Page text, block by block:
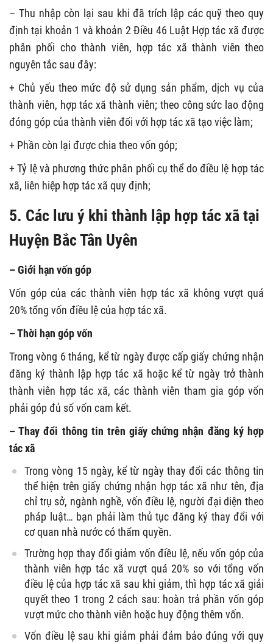
– Thu nhập còn lại sau khi đã trích lập các quỹ theo quy
định tại khoản 1 và khoản 2 Điều 46 Luật Hợp tác xã được
phân phối cho thành viên, hợp tác xã thành viên theo
nguyên tắc sau đây:
+ Chủ yếu theo mức độ sử dụng sản phẩm, dịch vụ của
thành viên, hợp tác xã thành viên; theo công sức lao động
đóng góp của thành viên đối với hợp tác xã tạo việc làm;
+ Phần còn lại được chia theo vốn góp;
+ Tỷ lệ và phương thức phân phối cụ thể do điều lệ hợp tác
xã, liên hiệp hợp tác xã quy định;
5. Các lưu ý khi thành lập hợp tác xã tại
Huyện Bắc Tân Uyên
– Giới hạn vốn góp
Vốn góp của các thành viên hợp tác xã không vượt quá
20% tổng vốn điều lệ của hợp tác xã.
– Thời hạn góp vốn
Trong vòng 6 tháng, kể từ ngày được cấp giấy chứng nhận
đăng ký thành lập hợp tác xã hoặc kể từ ngày trở thành
thành viên hợp tác xã, các thành viên tham gia góp vốn
phải góp đủ số vốn cam kết.
– Thay đổi thông tin trên giấy chứng nhận đăng ký hợp
tác xã
Trong vòng 15 ngày, kể từ ngày thay đổi các thông tin
thể hiện trên giấy chứng nhận hợp tác xã như tên, địa
chỉ trụ sở, ngành nghề, vốn điều lệ, người đại diện theo
pháp luật… bạn phải làm thủ tục đăng ký thay đổi với
cơ quan nhà nước có thẩm quyền.
Trường hợp thay đổi giảm vốn điều lệ, nếu vốn góp của
thành viên hợp tác xã vượt quá 20% so với tổng vốn
điều lệ của hợp tác xã sau khi giảm, thì hợp tác xã giải
quyết theo 1 trong 2 cách sau: hoàn trả phần vốn góp
vượt mức cho thành viên hoặc huy động thêm vốn.
Vốn điều lệ sau khi giảm phải đảm bảo đúng với quy